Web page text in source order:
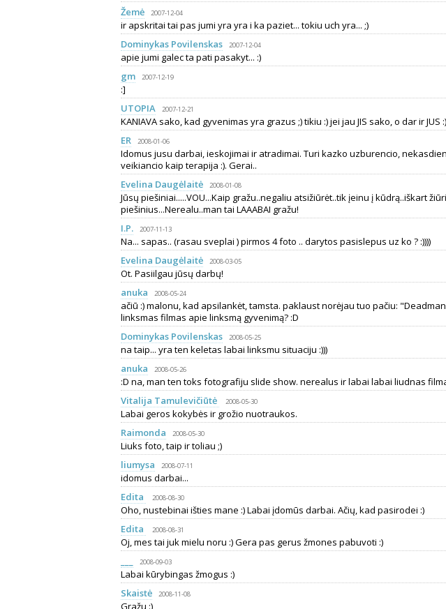
Žemė
2007-12-04
ir apskritai tai pas jumi yra yra i ka paziet... tokiu uch yra... ;)
Dominykas Povilenskas
2007-12-04
apie jumi galec ta pati pasakyt... :)
gm
2007-12-19
:]
UTOPIA
2007-12-21
KANIAVA sako, kad gyvenimas yra grazus ;) tikiu :) jei jau JIS sako, o dar ir JUS :)
ER
2008-01-06
Idomus jusu darbai, ieskojimai ir atradimai. Turi kazko uzburencio,
veikiancio kaip terapija :). Gerai..
Evelina Daugėlaitė
2008-01-08
Jūsų piešiniai.....VOU...Kaip gražu..negaliu atsižiūrėt..tik įeinu į kūdrą..iškart
piešinius...Nerealu..man tai LAAABAI gražu!
I.P.
2007-11-13
Na... sapas.. (rasau sveplai ) pirmos 4 foto .. darytos pasislepus uz ko ? :))))
Evelina Daugėlaitė
2008-03-05
Ot. Pasiilgau jūsų darbų!
anuka
2008-05-24
ačiū :) malonu, kad apsilankėt, tamsta. paklaust norėjau tuo pačiu:
linksmas filmas apie linksmą gyvenimą? :D
Dominykas Povilenskas
2008-05-25
na taip... yra ten keletas labai linksmu situaciju :)))
anuka
2008-05-26
:D na, man ten toks fotografiju slide show. nerealus ir labai labai liudnas
Vitalija Tamulevičiūtė
2008-05-30
Labai geros kokybės ir grožio nuotraukos.
Raimonda
2008-05-30
Liuks foto, taip ir toliau ;)
liumysa
2008-07-11
idomus darbai...
Edita
2008-08-30
Oho, nustebinai išties mane :) Labai įdomūs darbai. Ačių, kad pasirodei :)
Edita
2008-08-31
Oj, mes tai juk mielu noru :) Gera pas gerus žmones pabuvoti :)
2008-09-03
Labai kūrybingas žmogus :)
Skaistė
2008-11-08
Gražu :)